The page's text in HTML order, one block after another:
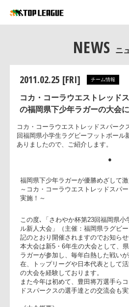
コラム
NEWS ニ
2011.02.25 [FRI] チーム情報
コカ・コーラウエストレッド
の福岡県下少年ラガーの大会
コカ・コーラウエストレッドスパ
回福岡県小学生ラグビーフット
ありましたので、ご紹介します。
●
福岡県下少年ラガーが優勝めざし
実施！～
この度､「さわやか杯第23回福岡
ル新人大会」（主催：福岡県ラ
記のとおり開催されますのでお
本大会は新5・6年生の大会とし
ラガーが参加し、毎年白熱した
在、トップリーグや日本代表と